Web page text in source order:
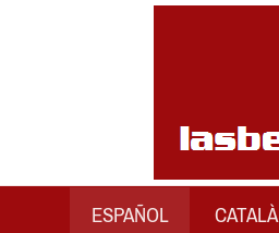
ESPAÑOL CATALÀ